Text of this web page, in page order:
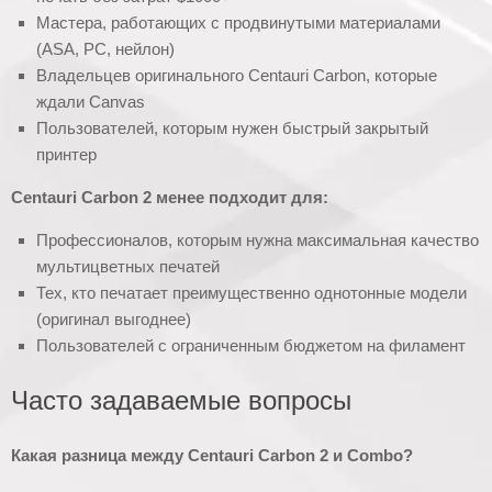
Мастера, работающих с продвинутыми материалами
(ASA, PC, нейлон)
Владельцев оригинального Centauri Carbon, которые
ждали Canvas
Пользователей, которым нужен быстрый закрытый
принтер
Centauri Carbon 2 менее подходит для:
Профессионалов, которым нужна максимальная качество
мультицветных печатей
Тех, кто печатает преимущественно однотонные модели
(оригинал выгоднее)
Пользователей с ограниченным бюджетом на филамент
Часто задаваемые вопросы
Какая разница между Centauri Carbon 2 и Combo?